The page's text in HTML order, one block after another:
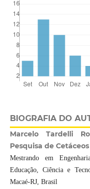
BIOGRAFIA DO
Marcelo Tardelli
Pesquisa de
Mestrando em
Educação, Ciência e
Macaé-RJ, Brasil